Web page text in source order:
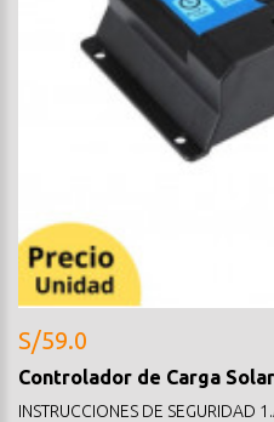
S/59.0
Controlador de Carga
INSTRUCCIONES DE